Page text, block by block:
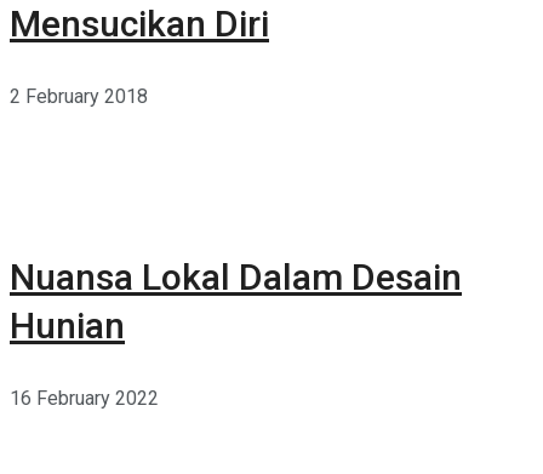
Mensucikan Diri
2 February 2018
Nuansa Lokal Dalam Desain
Hunian
16 February 2022